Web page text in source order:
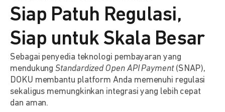
Siap Patuh Regulasi,
Siap untuk Skala Besar
Sebagai penyedia teknologi pembayaran yang
mendukungStandardized Open API Payment(SNAP),
DOKU membantu platform Anda memenuhi regulasi
sekaligus memungkinkan integrasi yang lebih cepat
dan aman.